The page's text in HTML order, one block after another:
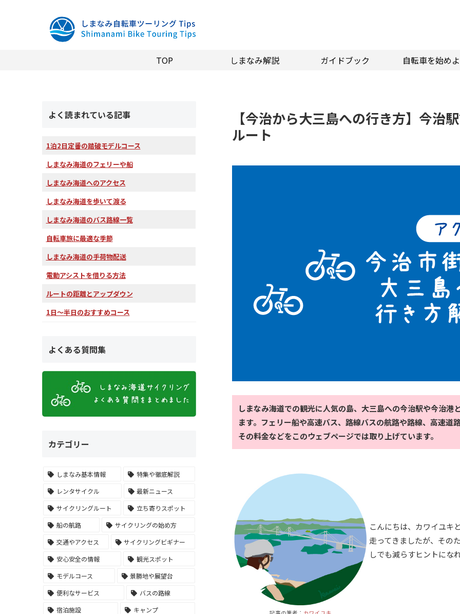
TOP しまなみ解説 ガイドブック 自転車を始め
【今治から大三島への行き方】今治
ルート
しまなみ海道での観光に人気の島、大三島への今治駅や今治
ます。フェリー船や高速バス、路線バスの航路や路線、高速道
その料金などをこのウェブページでは取り上げています。
こんにちは、カワイユキ
走ってきましたが、その
しでも減らすヒントにな
よく読まれている記事
1泊2日定番の踏破モデルコース
しまなみ海道のフェリーや船
しまなみ海道へのアクセス
しまなみ海道を歩いて渡る
しまなみ海道のバス路線一覧
自転車旅に最適な季節
しまなみ海道の手荷物配送
電動アシストを借りる方法
ルートの距離とアップダウン
1日～半日のおすすめコース
よくある質問集
カテゴリー
しまなみ基本情報
特集や徹底解説
レンタサイクル
最新ニュース
サイクリングルート
立ち寄りスポット
船の航路
サイクリングの始め方
交通やアクセス
サイクリングビギナー
安心安全の情報
観光スポット
モデルコース
景勝地や展望台
便利なサービス
バスの路線
宿泊施設
キャンプ